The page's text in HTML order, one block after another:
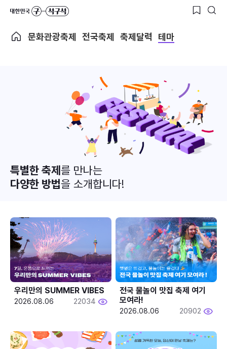
문화관광축제 전국축제 축제달력 테마
특별한 축제를 만나는
다양한 방법을 소개합니다!
우리만의 SUMMER VIBES
2026.08.06 22034
전국 물놀이 맛집 축제 여기
모여라!
2026.08.06 20902